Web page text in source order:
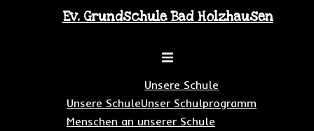
Ev. Grundschule Bad Holzhausen
Toggle
Unsere Schule
Unsere SchuleUnser Schulprogramm
Menschen an unserer Schule